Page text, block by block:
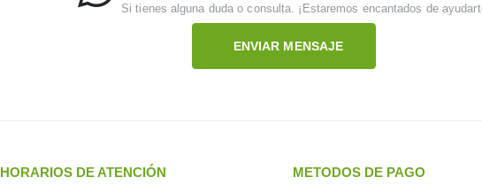
Si tienes alguna duda o consulta. ¡Estaremos encantados de
ENVIAR MENSAJE
HORARIOS DE ATENCIÓN METODOS DE PAGO